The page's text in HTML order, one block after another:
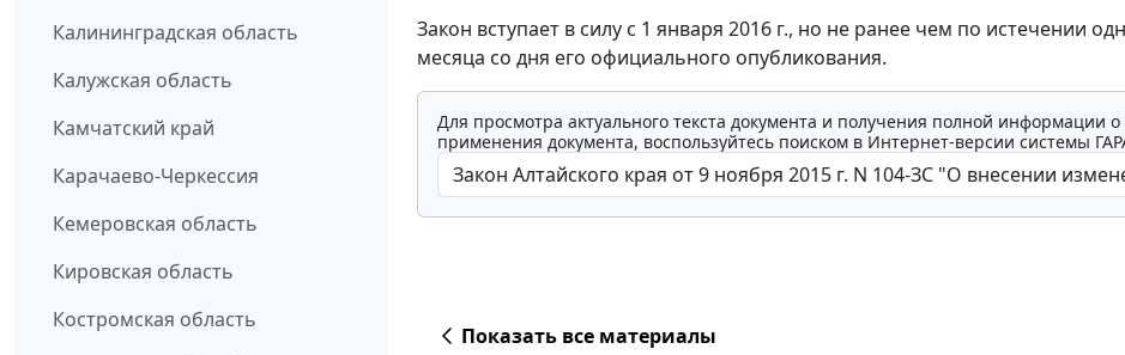
Калининградская область
Калужская область
Камчатский край
Карачаево-Черкессия
Кемеровская область
Кировская область
Костромская область
Закон вступает в силу с 1 января 2016 г., но не ранее чем по истечении
месяца со дня его официального опубликования.
Для просмотра актуального текста документа и получения полной информации
применения документа, воспользуйтесь поиском в Интернет-версии системы
Показать все материалы